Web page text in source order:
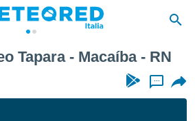
Tapara - Macaíba - RN
...